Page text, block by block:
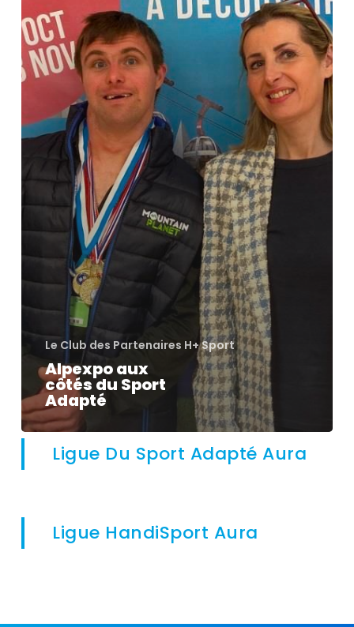
Le Club des Partenaires H+ Sport
Alpexpo aux
côtés du Sport
Adapté
Ligue Du Sport Adapté Aura
Ligue HandiSport Aura